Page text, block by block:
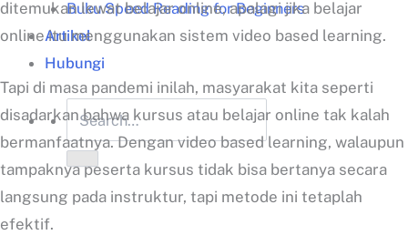
Buku Speed Reading for Beginners
Artikel
Hubungi
ditemukan lewat belajar online, apalagi jika belajar
online itu menggunakan sistem video based learning.
Tapi di masa pandemi inilah, masyarakat kita seperti
disadarkan bahwa kursus atau belajar online tak kalah
bermanfaatnya. Dengan video based learning, walaupun
tampaknya peserta kursus tidak bisa bertanya secara
langsung pada instruktur, tapi metode ini tetaplah
efektif.